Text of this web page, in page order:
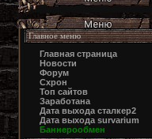
Главное меню
Главная страница
Новости
Форум
Схрон
Топ сайтов
Заработана
Дата выхода сталкер2
Дата выхода survarium
Баннерообмен